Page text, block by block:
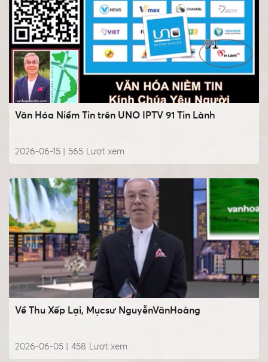
Văn Hóa Niềm Tin trên UNO IPTV 91 Tin Lành
2026-06-15 | Lượt xem
565
Về Thu Xếp Lại, Mụcsư NguyễnVănHoàng
2026-06-05 | Lượt xem
458